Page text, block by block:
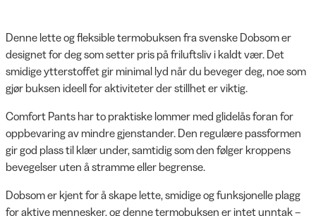
Denne lette og fleksible termobuksen fra svenske Dobsom er
designet for deg som setter pris på friluftsliv i kaldt vær. Det
smidige ytterstoffet gir minimal lyd når du beveger deg, noe som
gjør buksen ideell for aktiviteter der stillhet er viktig.
Comfort Pants har to praktiske lommer med glidelås foran for
oppbevaring av mindre gjenstander. Den regulære passformen
gir god plass til klær under, samtidig som den følger kroppens
bevegelser uten å stramme eller begrense.
Dobsom er kjent for å skape lette, smidige og funksjonelle plagg
for aktive mennesker, og denne termobuksen er intet unntak –